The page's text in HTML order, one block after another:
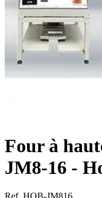
Four à
JM8-16 -